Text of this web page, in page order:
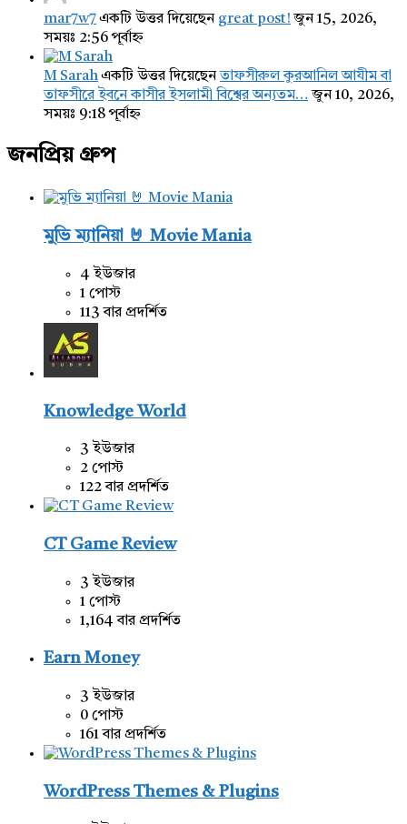
mar7w7একটি উত্তর দিয়েছেন great post! জুন 15, 2026,
সময়ঃ 2:56 পূর্বাহ্ন
M Sarahএকটি উত্তর দিয়েছেনতাফসীরুল কুরআনিল আযীম বা
তাফসীরে ইবনে কাসীর ইসলামী বিশ্বের অন্যতম… জুন 10, 2026,
সময়ঃ 9:18 পূর্বাহ্ন
জনপ্রিয় গ্রুপ
মুভি ম্যানিয়া 🤘 Movie Mania
4 ইউজার
1 পোস্ট
113 বার প্রদর্শিত
Knowledge World
3 ইউজার
2 পোস্ট
122 বার প্রদর্শিত
CT Game Review
3 ইউজার
1 পোস্ট
1,164 বার প্রদর্শিত
Earn Money
3 ইউজার
0 পোস্ট
161 বার প্রদর্শিত
WordPress Themes & Plugins